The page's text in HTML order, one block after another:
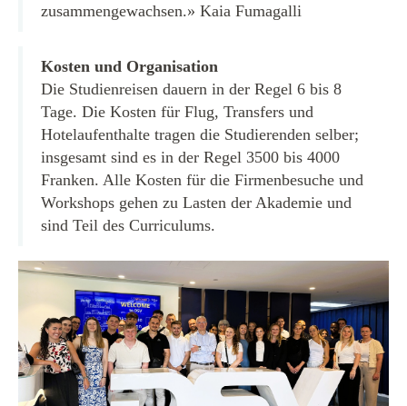
zusammengewachsen.» Kaia Fumagalli
Kosten und Organisation
Die Studienreisen dauern in der Regel 6 bis 8
Tage. Die Kosten für Flug, Transfers und
Hotelaufenthalte tragen die Studierenden selber;
insgesamt sind es in der Regel 3500 bis 4000
Franken. Alle Kosten für die Firmenbesuche und
Workshops gehen zu Lasten der Akademie und
sind Teil des Curriculums.